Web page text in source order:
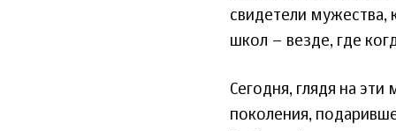
свидетели мужества,
школ – везде, где
Сегодня, глядя на
поколения,